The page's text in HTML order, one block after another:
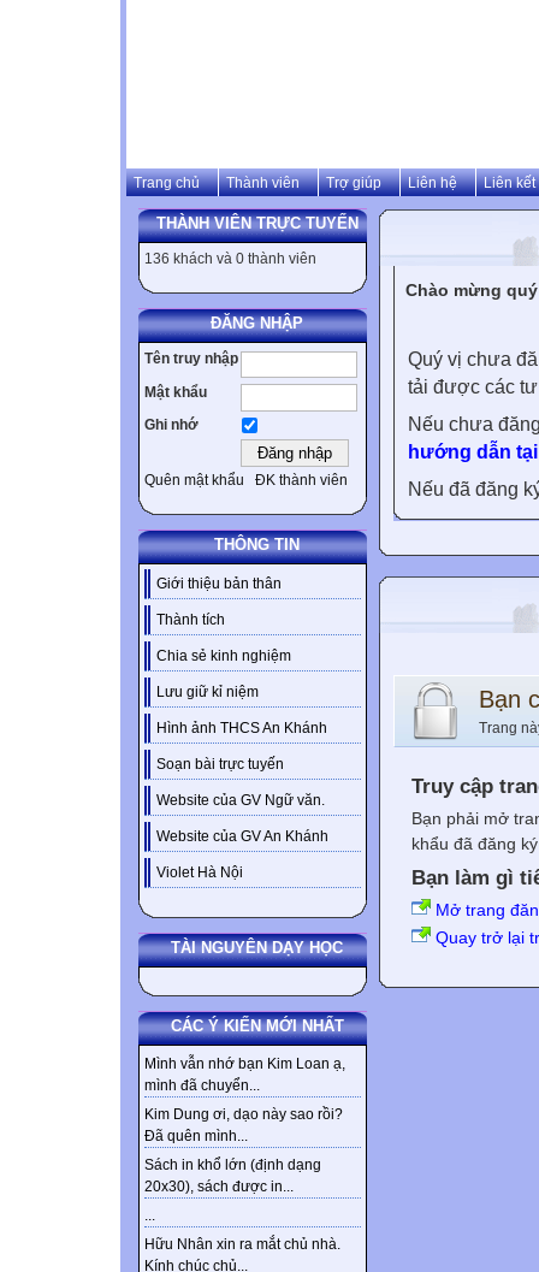
Trang chủ Thành viên Trợ giúp Liên hệ Liên kết
THÀNH VIÊN TRỰC TUYẾN
136 khách và 0 thành viên
ĐĂNG NHẬP
Tên truy nhập
Mật khẩu
Ghi nhớ
Quên mật khẩu ĐK thành viên
THÔNG TIN
Giới thiệu bản thân
Thành tích
Chia sẻ kinh nghiệm
Lưu giữ kỉ niệm
Hình ảnh THCS An Khánh
Soạn bài trực tuyến
Website của GV Ngữ văn.
Website của GV An Khánh
Violet Hà Nội
TÀI NGUYÊN DẠY HỌC
CÁC Ý KIẾN MỚI NHẤT
Mình vẫn nhớ bạn Kim Loan ạ,
mình đã chuyển...
Kim Dung ơi, dạo này sao rồi?
Đã quên mình...
Sách in khổ lớn (định dạng
20x30), sách được in...
...
Hữu Nhân xin ra mắt chủ nhà.
Kính chúc chủ...
Chào mừng
Quý vị chưa
tải được các
Nếu chưa
hướng dẫn
Nếu đã đăng
Bạn
Trang
Truy cập
Bạn phải mở
khẩu đã đăng
Bạn làm gì
Mở trang
Quay trở lại